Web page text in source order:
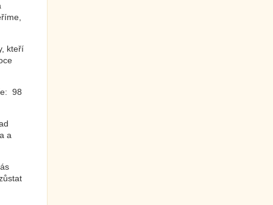
kteří
98
a